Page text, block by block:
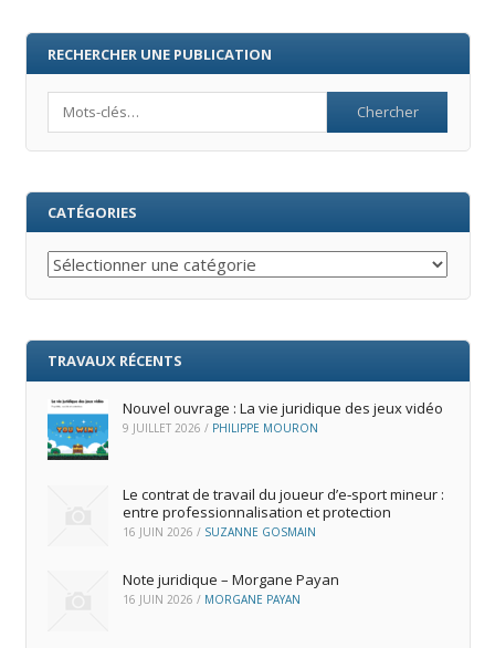
RECHERCHER UNE PUBLICATION
CATÉGORIES
Catégories
TRAVAUX RÉCENTS
Nouvel ouvrage : La vie juridique des jeux vidéo
9 JUILLET 2026 / PHILIPPE MOURON
Le contrat de travail du joueur d’e‑sport mineur :
entre professionnalisation et protection
16 JUIN 2026 / SUZANNE GOSMAIN
Note juridique – Morgane Payan
16 JUIN 2026 / MORGANE PAYAN